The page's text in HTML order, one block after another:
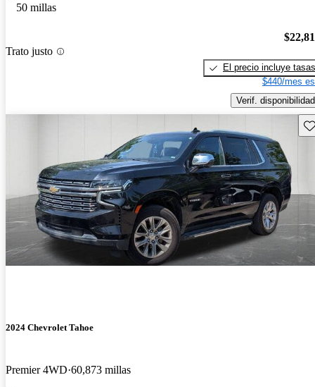
50 millas
Trato justo
El precio incluye tasas
$440/mes
Verif. disponibilidad
2024 Chevrolet Tahoe
Premier 4WD 60,873 millas